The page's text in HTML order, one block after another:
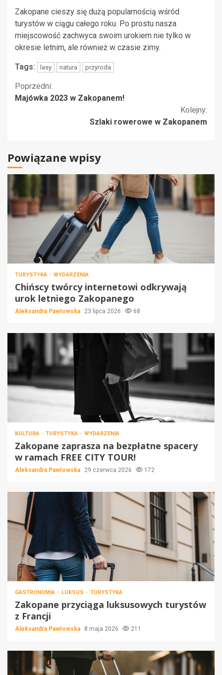
Zakopane cieszy się dużą popularnością wśród
turystów w ciągu całego roku. Po prostu nasza
miejscowość zachwyca swoim urokiem nie tylko w
okresie letnim, ale również w czasie zimy.
Tags: lasy natura przyroda
Kontynuuj
czytanie
Poprzedni:
Majówka 2023 w Zakopanem!
Kolejny:
Szlaki rowerowe w Zakopanem
Powiązane wpisy
TURYSTYKA WYDARZENIA
Chińscy twórcy internetowi odkrywają
urok letniego Zakopanego
Aleksandra Pawłowska 23 lipca 2026 68
KULTURA TURYSTYKA WYDARZENIA
Zakopane zaprasza na bezpłatne spacery
w ramach FREE CITY TOUR!
Aleksandra Pawłowska 29 czerwca 2026 172
GASTRONOMIA LUKSUS TURYSTYKA
Zakopane przyciąga luksusowych turystów
z Francji
Aleksandra Pawłowska 8 maja 2026 211